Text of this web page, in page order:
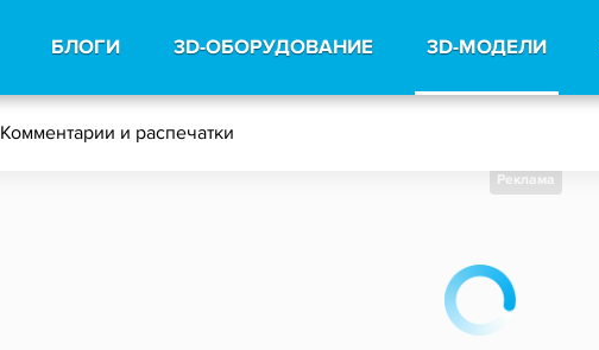
БЛОГИ 3D-ОБОРУДОВАНИЕ 3D-МОДЕЛИ
Комментарии и распечатки
Реклама